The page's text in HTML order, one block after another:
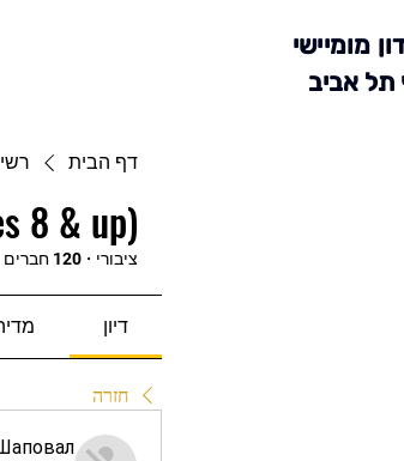
מומיישי
תל אביב
דף הבית
8 & up)
ציבורי · 120 חברים
דיון
חזרה